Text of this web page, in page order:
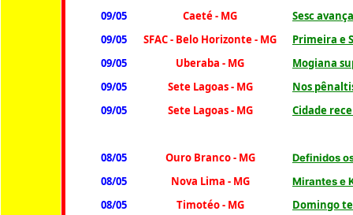
09/05
Caeté- MG
Sesc
09/05
SFAC - Belo Horizonte - MG
Primeira e
09/05
Uberaba - MG
Mogiana
09/05
Sete Lagoas- MG
Nos
09/05
Sete Lagoas- MG Cidade
08/05 Ouro Branco - MG Definidos
08/05 Nova Lima - MG Mirantes e
08/05 Timotéo - MG Domingo